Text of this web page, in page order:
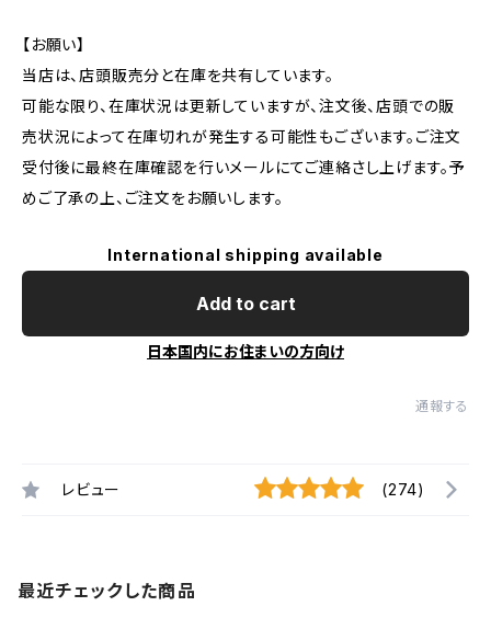
【お願い】
当店は、店頭販売分と在庫を共有しています。
可能な限り、在庫状況は更新していますが、注文後、店頭での販
売状況によって在庫切れが発生する可能性もございます。ご注文
受付後に最終在庫確認を行いメールにてご連絡さし上げます。予
めご了承の上、ご注文をお願いします。
International shipping available
Add to cart
日本国内にお住まいの方向け
通報する
レビュー (274)
最近チェックした商品